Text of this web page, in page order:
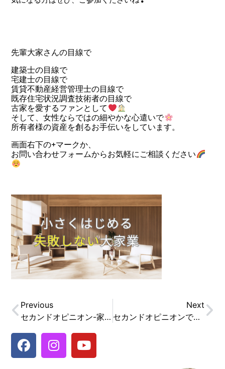
先輩大家さんの目線で
建築士の目線で
宅建士の目線で
賃貸不動産経営管理士の目線で
既存住宅状況調査技術者の目線で
古家を愛するファンとして
そして、女性ならではの細やかな心遣いで
所有者様の資産を創るお手伝いをしています。
画面右下の+マークか、
お問い合わせフォームからお気軽にご相談ください
Previous
セカンドオピニオン-家づくりで失敗しない方法
Next
セカンドオピニオンで安心の家づくり（土地編）